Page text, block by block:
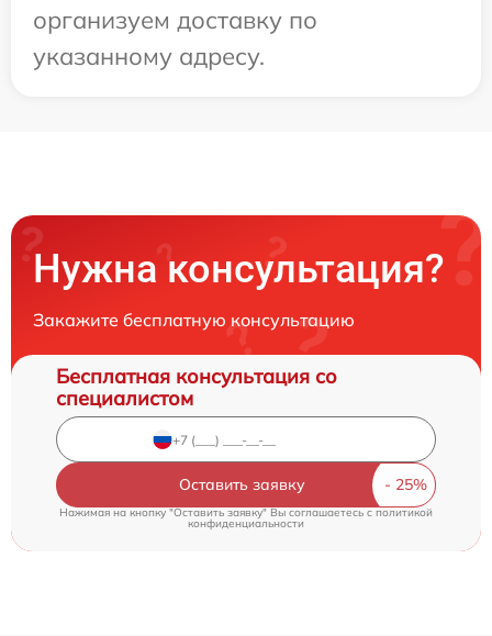
организуем доставку по
указанному адресу.
Нужна консультация?
Закажите бесплатную консультацию
Бесплатная консультация со
специалистом
Оставить заявку
Нажимая на кнопку "Оставить заявку" Вы соглашаетесь cполитикой
конфиденциальности